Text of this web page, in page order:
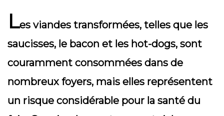
Les viandes transformées, telles que les
saucisses, le bacon et les hot-dogs, sont
couramment consommées dans de
nombreux foyers, mais elles représentent
un risque considérable pour la santé du